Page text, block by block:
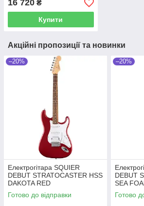
16 720 ₴
Купити
Акційні пропозиції та новинки
–20%
Електрогітара SQUIER
DEBUT STRATOCASTER HSS
DAKOTA RED
Готово до відправки
–20%
DEBUT
SEA
Готово